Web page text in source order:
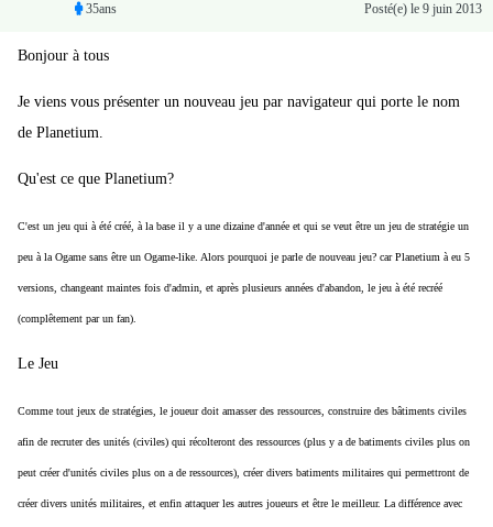
35ans
Posté(e) le 9 juin 2013
Bonjour à tous
Je viens vous présenter un nouveau jeu par navigateur qui porte le nom
de Planetium.
Qu'est ce que Planetium?
C'est un jeu qui à été créé, à la base il y a une dizaine d'année et qui se veut être un jeu de stratégie un
peu à la Ogame sans être un Ogame-like. Alors pourquoi je parle de nouveau jeu? car Planetium à eu 5
versions, changeant maintes fois d'admin, et après plusieurs années d'abandon, le jeu à été recréé
(complêtement par un fan).
Le Jeu
Comme tout jeux de stratégies, le joueur doit amasser des ressources, construire des bâtiments civiles
afin de recruter des unités (civiles) qui récolteront des ressources (plus y a de batiments civiles plus on
peut créer d'unités civiles plus on a de ressources), créer divers batiments militaires qui permettront de
créer divers unités militaires, et enfin attaquer les autres joueurs et être le meilleur. La différence avec